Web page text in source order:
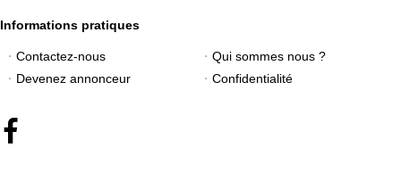
Informations pratiques
Contactez-nous
Qui sommes nous ?
Devenez annonceur
Confidentialité